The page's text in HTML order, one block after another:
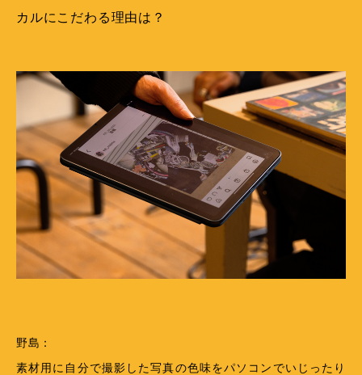
カルにこだわる理由は？
野島：
素材用に自分で撮影した写真の色味をパソコンでいじったり